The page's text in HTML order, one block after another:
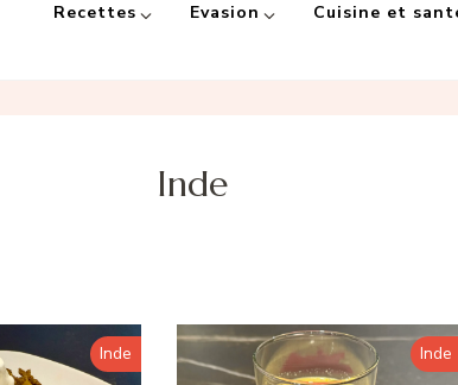
Recettes Evasion Cuisine et
Inde
Inde Inde